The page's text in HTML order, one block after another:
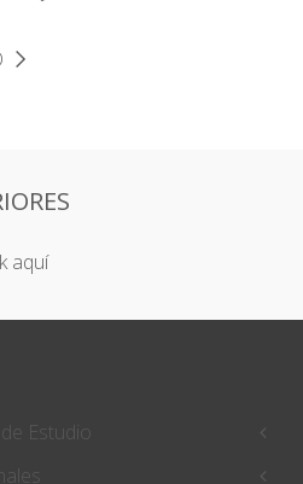
aquí
Estudio